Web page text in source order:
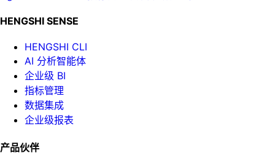
HENGSHI SENSE
HENGSHI CLI
AI 分析智能体
企业级 BI
指标管理
数据集成
企业级报表
产品伙伴